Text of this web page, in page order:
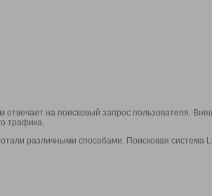
на поисковый запрос пользователя.
трафика.
различными способами. Поисковая система